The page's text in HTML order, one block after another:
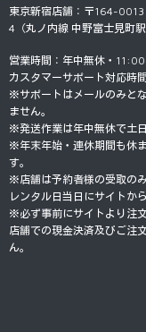
東京新宿店舗：〒164-
4（丸ノ内線 中野富士見町駅
営業時間：年中無休・
カスタマーサポート対応時
※サポートはメールのみと
ません。
※発送作業は年中無休で土
※年末年始・連休期間も休
す。
※店舗は予約者様の受取の
レンタル日当日にサイトか
※必ず事前にサイトより注
店舗での現金決済及びご注
ん。